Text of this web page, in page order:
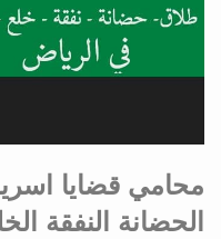
محامي قضايا
الحضانة النفقة الخلع